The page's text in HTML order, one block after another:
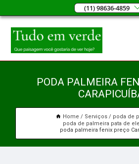
(11) 98636-4859
PODA PALMEIRA
Home Serviços
poda de
poda de palmeira pata de
poda palmeira fenix preço